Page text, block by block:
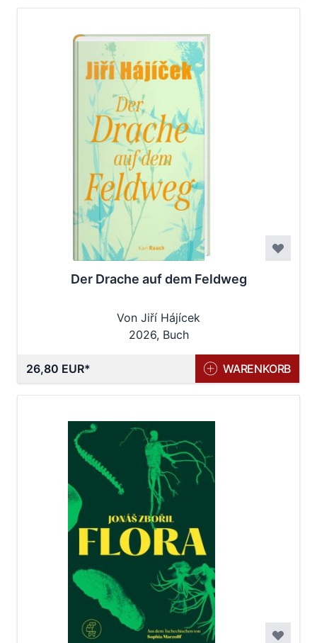
Der Drache auf dem Feldweg
Von Jiří Hájícek
2026, Buch
26,80 EUR WARENKORB